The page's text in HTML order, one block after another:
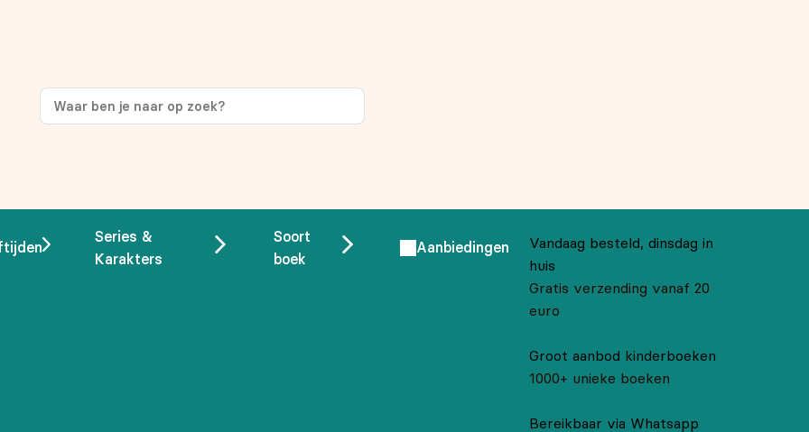
Series &
Karakters
Soort
boek
Aanbiedingen
Vandaag besteld, dinsdag in
huis
Gratis verzending vanaf 20
euro
Groot aanbod kinderboeken
1000+ unieke boeken
Bereikbaar via Whatsapp
op je eerste aankoop!